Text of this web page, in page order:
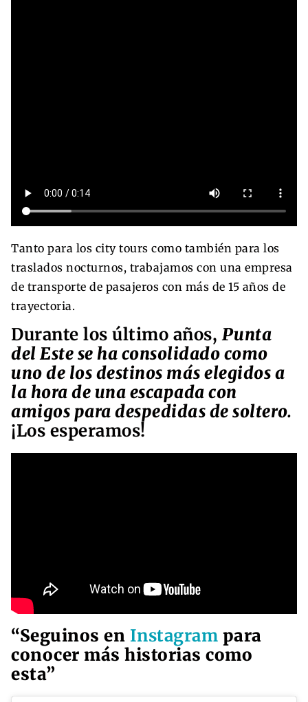
Tanto para los city tours como también para los
traslados nocturnos, trabajamos con una empresa
de transporte de pasajeros con más de 15 años de
trayectoria.
Durante los último años,Punta
del Este se ha consolidado como
uno de los destinos más elegidos a
la hora de una escapada con
amigos para despedidas de soltero.
¡Los esperamos!
“Seguinos en Instagram para
conocer más historias como
esta”